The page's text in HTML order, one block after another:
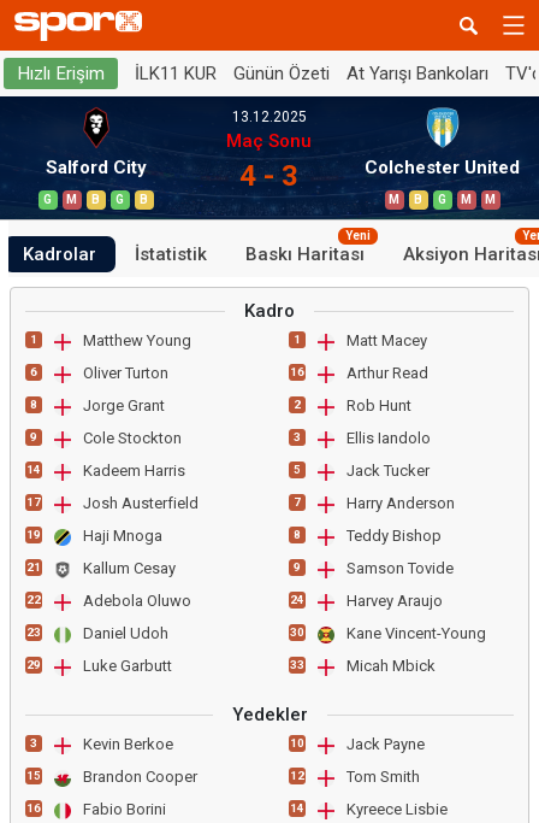
Hızlı Erişim İLK11 KUR Günün Özeti At Yarışı Bankoları
Salford City
G M B G B
13.12.2025
Maç Sonu
4 - 3 Colchester United
M B G M M
Kadrolar İstatistik Baskı Haritası
Yeni
Aksiyon
Kadro
1 Matthew Young
6 Oliver Turton
8 Jorge Grant
9 Cole Stockton
14 Kadeem Harris
17 Josh Austerfield
19 Haji Mnoga
21 Kallum Cesay
22 Adebola Oluwo
23 Daniel Udoh
29 Luke Garbutt
1 Matt Macey
16 Arthur Read
2 Rob Hunt
3 Ellis Iandolo
5 Jack Tucker
7 Harry Anderson
8 Teddy Bishop
9 Samson Tovide
24 Harvey Araujo
30 Kane Vincent-Young
33 Micah Mbick
Yedekler
3 Kevin Berkoe
15 Brandon Cooper
16 Fabio Borini
10 Jack Payne
12 Tom Smith
14 Kyreece Lisbie